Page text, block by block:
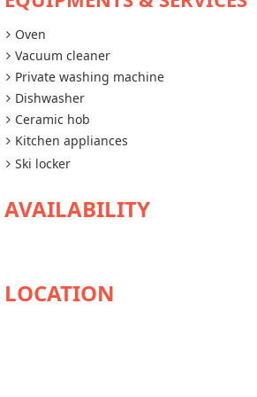
Oven
Vacuum cleaner
Private washing machine
Dishwasher
Ceramic hob
Kitchen appliances
Ski locker
AVAILABILITY